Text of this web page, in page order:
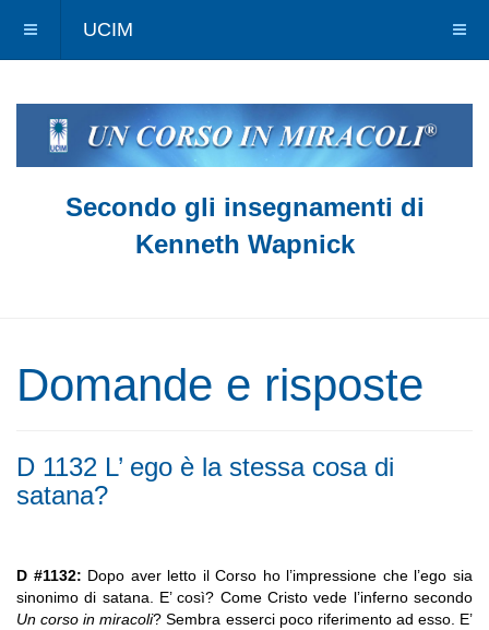
UCIM
Secondo gli insegnamenti di
Kenneth Wapnick
Domande e risposte
D 1132 L’ ego è la stessa cosa di
satana?
D #1132: Dopo aver letto il Corso ho l’impressione che l’ego sia
sinonimo di satana. E’ così? Come Cristo vede l’inferno secondo
Un corso in miracoli? Sembra esserci poco riferimento ad esso. E’